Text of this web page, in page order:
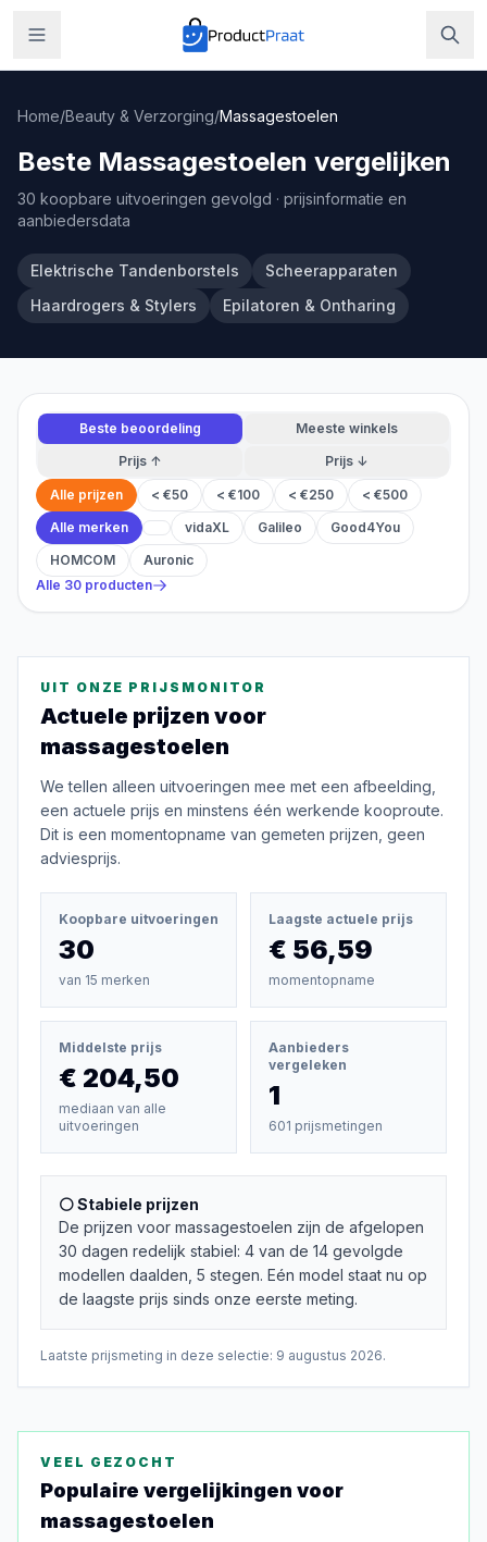
Home/Beauty & Verzorging/Massagestoelen
Beste Massagestoelen vergelijken
30 koopbare uitvoeringen gevolgd · prijsinformatie en
aanbiedersdata
Elektrische Tandenborstels
Scheerapparaten
Haardrogers & Stylers
Epilatoren & Ontharing
Beste beoordeling
Meeste winkels
Prijs ↑
Prijs ↓
Alle prijzen < €50 < €100 < €250
< €500
Alle merken
vidaXL Galileo
Good4You
HOMCOM
Auronic
Alle 30 producten
UIT ONZE PRIJSMONITOR
Actuele prijzen voor
massagestoelen
We tellen alleen uitvoeringen mee met een afbeelding,
een actuele prijs en minstens één werkende kooproute.
Dit is een momentopname van gemeten prijzen, geen
adviesprijs.
Koopbare uitvoeringen
30
van 15 merken
Laagste actuele prijs
€ 56,59
momentopname
Middelste prijs
€ 204,50
mediaan van alle
uitvoeringen
Aanbieders
vergeleken
1
601 prijsmetingen
⚪ Stabiele prijzen
De prijzen voor massagestoelen zijn de afgelopen
30 dagen redelijk stabiel: 4 van de 14 gevolgde
modellen daalden, 5 stegen. Eén model staat nu op
de laagste prijs sinds onze eerste meting.
Laatste prijsmeting in deze selectie: 9 augustus 2026.
VEEL GEZOCHT
Populaire vergelijkingen voor
massagestoelen